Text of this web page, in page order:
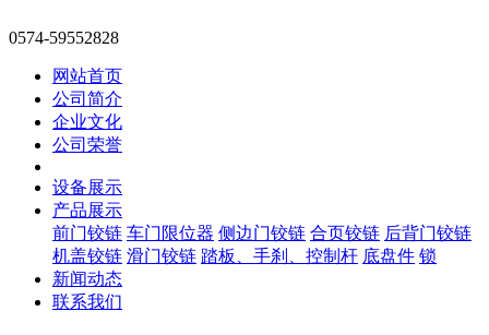
0574-59552828
网站首页
公司简介
企业文化
公司荣誉
设备展示
产品展示
前门铰链 车门限位器 侧边门铰链 合页铰链 后背门铰链
机盖铰链 滑门铰链 踏板、手刹、控制杆 底盘件 锁
新闻动态
联系我们